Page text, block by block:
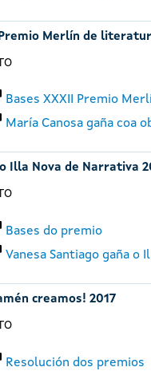
Premio Merlín de
Bases XXXII Premio
María Canosa gaña coa
Illa Nova de Narrativa
Bases do premio
Vanesa Santiago gaña o
creamos! 2017
Resolución dos premios